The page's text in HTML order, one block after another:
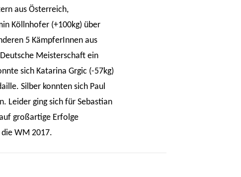
aus Österreich,
Köllnhofer (+100kg) über
5 KämpferInnen aus
Meisterschaft ein
sich Katarina Grgic (-57kg)
Silber konnten sich Paul
Leider ging sich für Sebastian
großartige Erfolge
WM 2017.